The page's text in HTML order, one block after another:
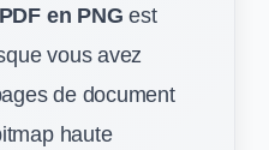
en PNG est
vous avez
de document
haute